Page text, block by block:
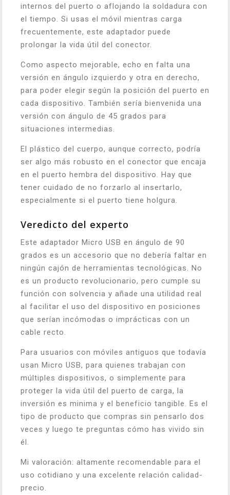
internos del puerto o aflojando la soldadura con
el tiempo. Si usas el móvil mientras carga
frecuentemente, este adaptador puede
prolongar la vida útil del conector.
Como aspecto mejorable, echo en falta una
versión en ángulo izquierdo y otra en derecho,
para poder elegir según la posición del puerto en
cada dispositivo. También sería bienvenida una
versión con ángulo de 45 grados para
situaciones intermedias.
El plástico del cuerpo, aunque correcto, podría
ser algo más robusto en el conector que encaja
en el puerto hembra del dispositivo. Hay que
tener cuidado de no forzarlo al insertarlo,
especialmente si el puerto tiene holgura.
Veredicto del experto
Este adaptador Micro USB en ángulo de 90
grados es un accesorio que no debería faltar en
ningún cajón de herramientas tecnológicas. No
es un producto revolucionario, pero cumple su
función con solvencia y añade una utilidad real
al facilitar el uso del dispositivo en posiciones
que serían incómodas o imprácticas con un
cable recto.
Para usuarios con móviles antiguos que todavía
usan Micro USB, para quienes trabajan con
múltiples dispositivos, o simplemente para
proteger la vida útil del puerto de carga, la
inversión es minima y el beneficio tangible. Es el
tipo de producto que compras sin pensarlo dos
veces y luego te preguntas cómo has vivido sin
él.
Mi valoración: altamente recomendable para el
uso cotidiano y una excelente relación calidad-
precio.